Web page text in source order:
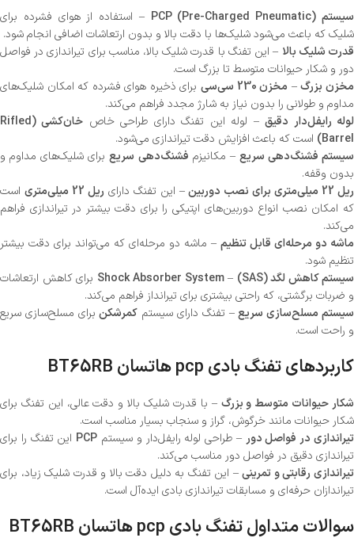
سیستم PCP (Pre-Charged Pneumatic)
– استفاده از هوای فشرده برای
شلیک که باعث می‌شود شلیک‌ها با دقت بالا و بدون ارتعاشات اضافی انجام شود.
قدرت شلیک بالا – این تفنگ با قدرت شلیک بالا، مناسب برای تیراندازی در فواصل
دور و شکار حیوانات متوسط تا بزرگ است.
مخزن بزرگ– مخزن 230 سی‌سی
برای ذخیره هوای فشرده که امکان شلیک‌های
مداوم و طولانی را بدون نیاز به شارژ مجدد فراهم می‌کند.
لوله رایفل‌دار دقیق– لوله این تفنگ دارای طراحی خاص
خان‌کشی (Rifled
Barrel) است که باعث افزایش دقت تیراندازی می‌شود.
سیستم فشنگ‌دهی سریع – مکانیزم فشنگ‌دهی سریعبرای شلیک‌های مداوم و
بدون وقفه.
ریل 22 میلی‌متری برای نصب دوربین
– این تفنگ دارای ریل 22 میلی‌متری
است
که امکان نصب انواع دوربین‌های اپتیکی را برای دقت بیشتر در تیراندازی فراهم
می‌کند.
ماشه دو مرحله‌ای قابل تنظیم – ماشه دو مرحله‌ای که می‌تواند برای دقت بیشتر
تنظیم شود.
سیستم کاهش لگد (SAS)
–
Shock Absorber System برای کاهش ارتعاشات
و ضربات برگشتی، که راحتی بیشتری برای تیرانداز فراهم می‌کند.
سیستم مسلح‌سازی سریع– تفنگ دارای سیستم کمرشکنبرای مسلح‌سازی سریع
و راحت است.
کاربردهای تفنگ بادی pcp هاتسان BT65RB
شکار حیوانات متوسط و بزرگ – با قدرت شلیک بالا و دقت عالی، این تفنگ برای
شکار حیوانات مانند خرگوش، گراز و سنجاب بسیار مناسب است.
تیراندازی در فواصل دور – طراحی لوله رایفل‌دار و سیستم PCP این تفنگ را برای
تیراندازی دقیق در فواصل دور مناسب می‌کند.
تیراندازی رقابتی و تمرینی– این تفنگ به دلیل دقت بالا و قدرت شلیک زیاد، برای
تیراندازان حرفه‌ای و مسابقات تیراندازی بادی ایده‌آل است.
سوالات متداول تفنگ بادی pcp هاتسان BT65RB